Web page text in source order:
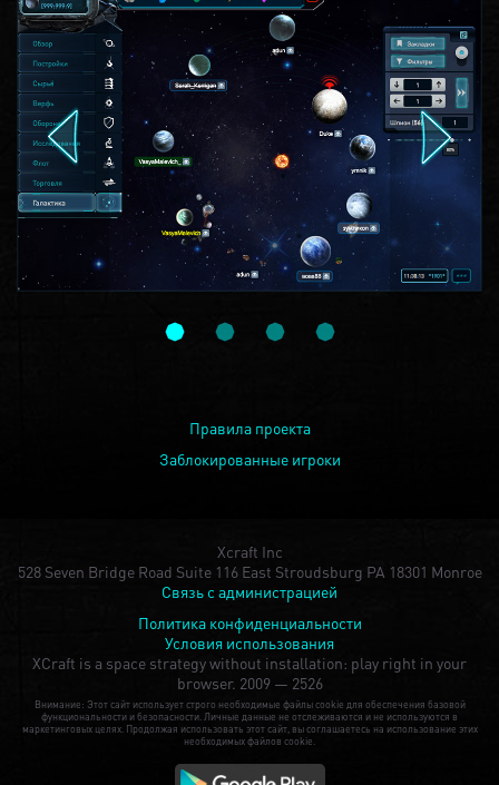
Правила проекта
Заблокированные игроки
Xcraft Inc
528 Seven Bridge Road Suite 116 East Stroudsburg PA 18301 Monroe
Связь с администрацией
Политика конфиденциальности
Условия использования
XCraft is a space strategy without installation: play right in your
browser. 2009 — 2526
Внимание: Этот сайт использует строго необходимые файлы cookie для обеспечения базовой
функциональности и безопасности. Личные данные не отслеживаются и не используются в
маркетинговых целях. Продолжая использовать этот сайт, вы соглашаетесь на использование этих
необходимых файлов cookie.